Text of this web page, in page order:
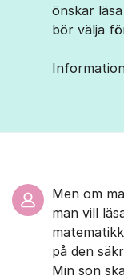
önskar
bör välja
Men om
man vill
på den
Min son